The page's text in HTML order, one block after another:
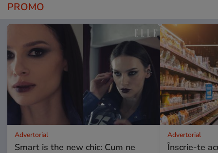
PROMO
Advertorial
Smart is the new chic: Cum ne
Advertorial
Înscrie-te